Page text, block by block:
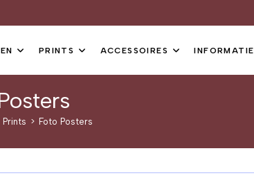
PRINTS ACCESSOIRES INFORMATIE
Prints > Foto Posters